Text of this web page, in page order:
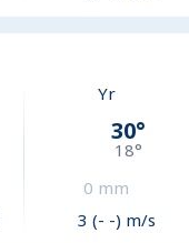
Yr
30°
18°
0 mm
3 (- -) m/s